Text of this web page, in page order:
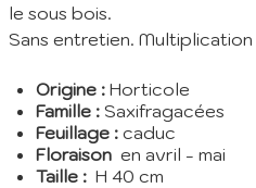
le sous bois.
Sans entretien.
Origine : Horticole
Famille : Saxifragacées
Feuillage : caduc
Floraison en avril - mai
Taille : H 40 cm